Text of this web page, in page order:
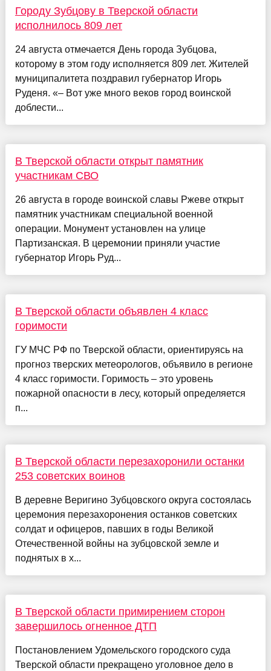
Городу Зубцову в Тверской области
исполнилось 809 лет
24 августа отмечается День города Зубцова,
которому в этом году исполняется 809 лет. Жителей
муниципалитета поздравил губернатор Игорь
Руденя. «– Вот уже много веков город воинской
доблести...
В Тверской области открыт памятник
участникам СВО
26 августа в городе воинской славы Ржеве открыт
памятник участникам специальной военной
операции. Монумент установлен на улице
Партизанская. В церемонии приняли участие
губернатор Игорь Руд...
В Тверской области объявлен 4 класс
горимости
ГУ МЧС РФ по Тверской области, ориентируясь на
прогноз тверских метеорологов, объявило в регионе
4 класс горимости. Горимость – это уровень
пожарной опасности в лесу, который определяется
п...
В Тверской области перезахоронили останки
253 советских воинов
В деревне Веригино Зубцовского округа состоялась
церемония перезахоронения останков советских
солдат и офицеров, павших в годы Великой
Отечественной войны на зубцовской земле и
поднятых в х...
В Тверской области примирением сторон
завершилось огненное ДТП
Постановлением Удомельского городского суда
Тверской области прекращено уголовное дело в